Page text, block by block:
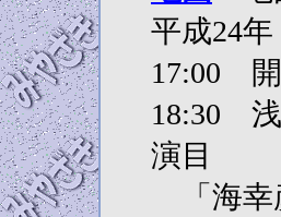
平成24年
17:00 開
18:30
演目
「海幸